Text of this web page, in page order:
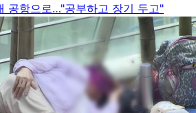
공항으로…"공부하고 장기 두고"